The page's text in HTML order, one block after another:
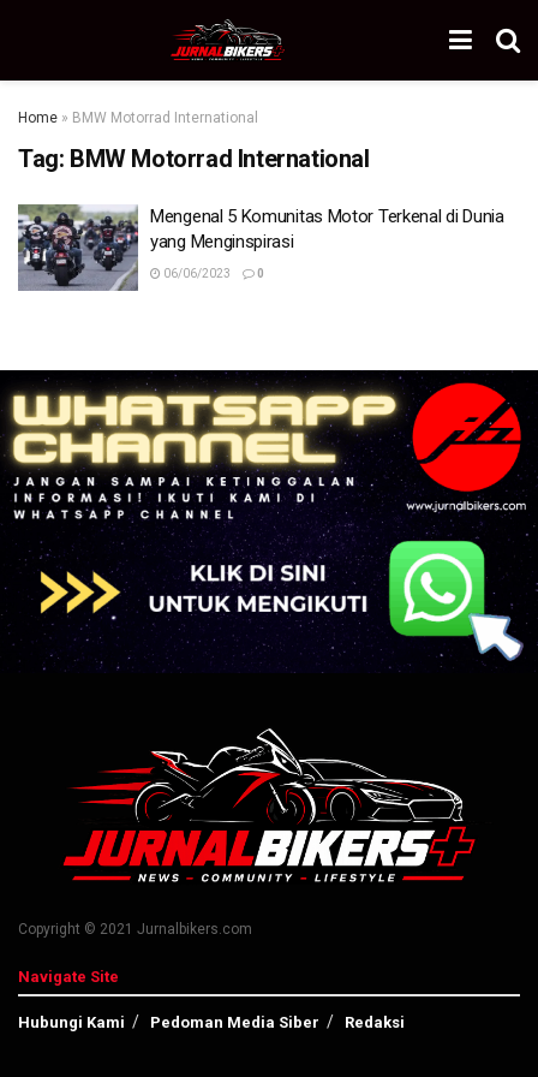
Home » BMW Motorrad International
Tag: BMW Motorrad International
Mengenal 5 Komunitas Motor Terkenal di Dunia
yang Menginspirasi
06/06/2023 0
Copyright © 2021 Jurnalbikers.com
Navigate Site
Hubungi Kami Pedoman Media Siber Redaksi